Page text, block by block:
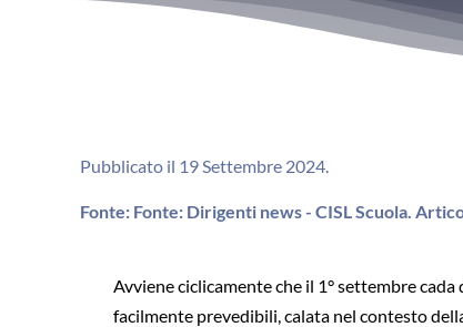
Pubblicato il 19 Settembre 2024.
Fonte: Fonte: Dirigenti news - CISL Scuola.
Avviene ciclicamente che il 1° settembre
facilmente prevedibili, calata nel contesto